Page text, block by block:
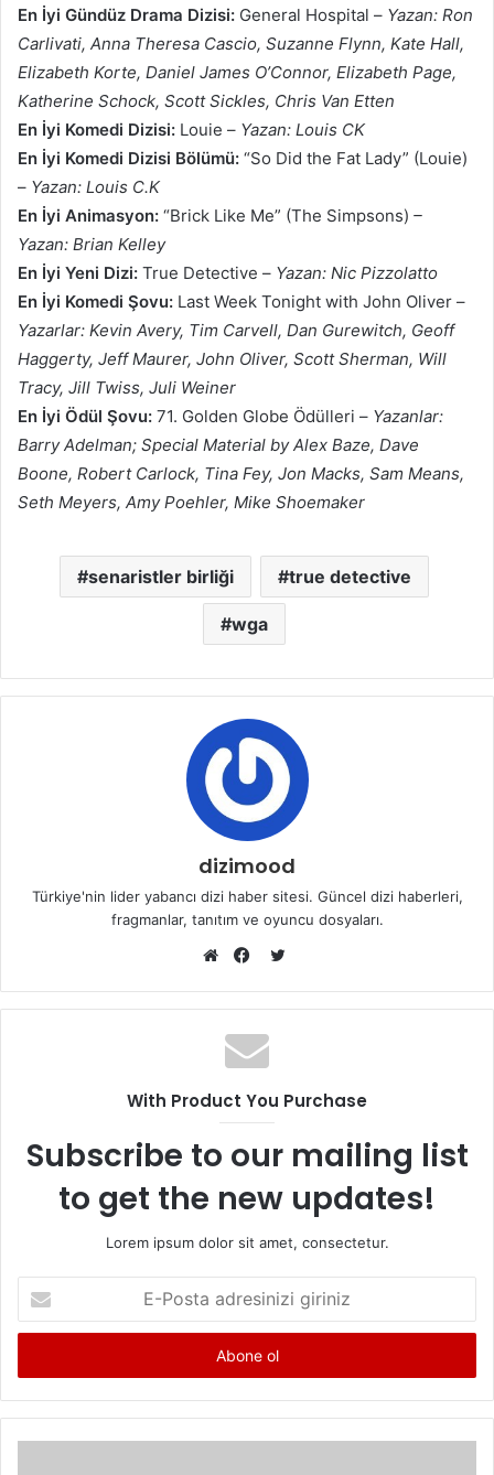
En İyi Gündüz Drama Dizisi: General Hospital – Yazan: Ron
Carlivati, Anna Theresa Cascio, Suzanne Flynn, Kate Hall,
Elizabeth Korte, Daniel James O’Connor, Elizabeth Page,
Katherine Schock, Scott Sickles, Chris Van Etten
En İyi Komedi Dizisi: Louie – Yazan: Louis CK
En İyi Komedi Dizisi Bölümü: “So Did the Fat Lady” (Louie)
– Yazan: Louis C.K
En İyi Animasyon: “Brick Like Me” (The Simpsons) –
Yazan: Brian Kelley
En İyi Yeni Dizi: True Detective – Yazan: Nic Pizzolatto
En İyi Komedi Şovu: Last Week Tonight with John Oliver –
Yazarlar: Kevin Avery, Tim Carvell, Dan Gurewitch, Geoff
Haggerty, Jeff Maurer, John Oliver, Scott Sherman, Will
Tracy, Jill Twiss, Juli Weiner
En İyi Ödül Şovu: 71. Golden Globe Ödülleri – Yazanlar:
Barry Adelman; Special Material by Alex Baze, Dave
Boone, Robert Carlock, Tina Fey, Jon Macks, Sam Means,
Seth Meyers, Amy Poehler, Mike Shoemaker
senaristler birliği true detective
wga
dizimood
Türkiye'nin lider yabancı dizi haber sitesi. Güncel dizi haberleri,
fragmanlar, tanıtım ve oyuncu dosyaları.
e
b
s
i
a
c
e
k
i
r
With Product You Purchase
Subscribe to our mailing list
to get the new updates!
Lorem ipsum dolor sit amet, consectetur.
P
s
t